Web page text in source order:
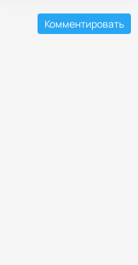
Комментировать